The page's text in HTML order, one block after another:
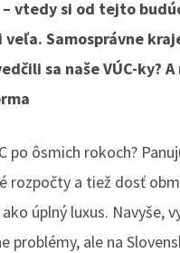
vtedy si od tejto
Samosprávne
sa naše VÚC-ky?
po ôsmich rokoch?
rozpočty a tiež dosť
úplný luxus. Navyše,
problémy, ale na